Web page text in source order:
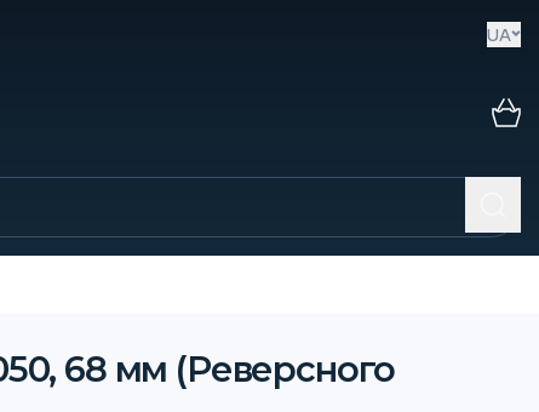
UA
68 мм (Реверсного